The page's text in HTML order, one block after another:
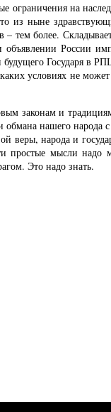
ограничения на
ныне
более.
России
Государя в
условиях не
законам и
нашего народа
народа и
мысли надо
Это надо знать.